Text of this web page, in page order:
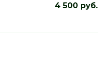
4 500 руб.